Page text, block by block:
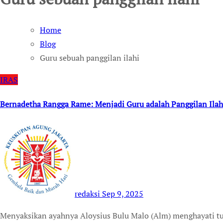
Home
Blog
Guru sebuah panggilan ilahi
IRAS
Bernadetha Rangga Rame: Menjadi Guru adalah Panggilan
redaksi Sep 9, 2025
Menyaksikan ayahnya Aloysius Bulu Malo (Alm) menghayati tugas sebagai guru dengan sungguh-sungguh,